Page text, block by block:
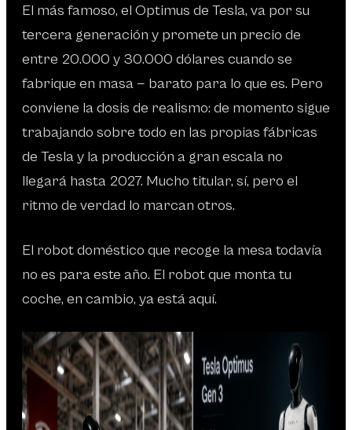
El más famoso, el Optimus de Tesla, va por su
tercera generación y promete un precio de
entre 20.000 y 30.000 dólares cuando se
fabrique en masa — barato para lo que es. Pero
conviene la dosis de realismo: de momento sigue
trabajando sobre todo en las propias fábricas
de Tesla y la producción a gran escala no
llegará hasta 2027. Mucho titular, sí, pero el
ritmo de verdad lo marcan otros.
El robot doméstico que recoge la mesa todavía
no es para este año. El robot que monta tu
coche, en cambio, ya está aquí.